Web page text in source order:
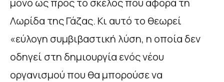
μόνο ως προς το σκέλος που αφορά τη
Λωρίδα της Γάζας. Κι αυτό το θεωρεί
«εύλογη συμβιβαστική λύση, η οποία δεν
οδηγεί στη δημιουργία ενός νέου
οργανισμού που θα μπορούσε να